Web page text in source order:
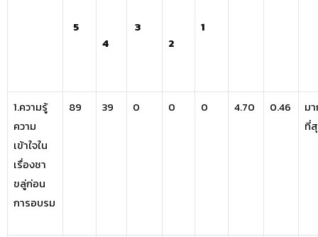
5
4
3
2
1
1.ความรู้
ความ
เข้าใจใน
เรื่องชา
ขลู่ก่อน
การอบรม
89 39 0 0 0 4.70 0.46
ม
ที่